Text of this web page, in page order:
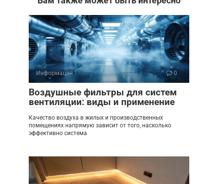
Информация 0
Воздушные фильтры для систем
вентиляции: виды и применение
Качество воздуха в жилых и производственных
помещениях напрямую зависит от того, насколько
эффективно система